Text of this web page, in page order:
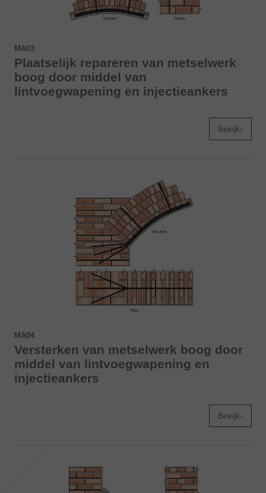
MA03
Plaatselijk repareren van metselwerk
boog door middel van
lintvoegwapening en injectieankers
Bekijk›
MA04
Versterken van metselwerk boog door
middel van lintvoegwapening en
injectieankers
Bekijk›